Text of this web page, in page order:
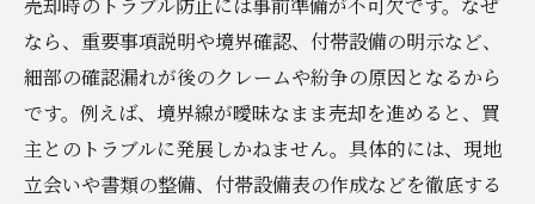
なら、重要事項説明や境界確認、付帯設備の明示など、
細部の確認漏れが後のクレームや紛争の原因となるから
です。例えば、境界線が曖昧なまま売却を進めると、買
主とのトラブルに発展しかねません。具体的には、現地
立会いや書類の整備、付帯設備表の作成などを徹底する